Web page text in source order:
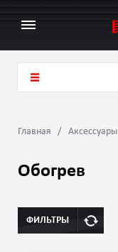
Главная Аксессуары
Обогрев
ФИЛЬТРЫ